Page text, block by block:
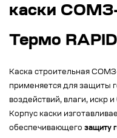
каски
Термо RAPID
Каска строительная
применяется для защиты
воздействий, влаги, искр
Корпус каски
обеспечивающего защиту